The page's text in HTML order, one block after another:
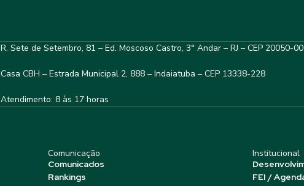
R. Sete de Setembro, 81 – Ed. Moscoso Castro, 3° Andar – RJ – CEP 20050-
Casa CBH – Estrada Municipal 2, 888 – Indaiatuba – CEP 13338-228
Atendimento: 8 às 17 horas
Comunicação
Comunicados
Rankings
Institucional
FEI /